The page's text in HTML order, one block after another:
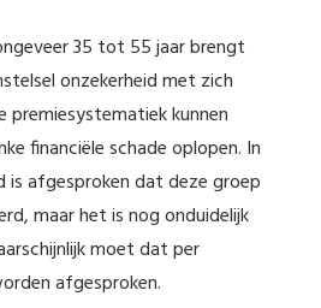
35 tot 55 jaar brengt
onzekerheid met zich
premiesystematiek kunnen
financiële schade oplopen. In
is afgesproken dat deze groep
maar het is nog onduidelijk
moet dat per
afgesproken.